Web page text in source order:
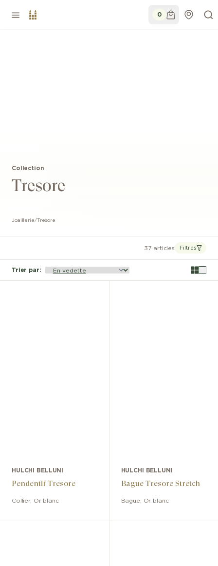
0
Collection
Tresore
Joaillerie/Tresore
37 articles Filtres
Trier par:
HULCHI BELLUNI
Pendentif Tresore
Collier, Or blanc
HULCHI BELLUNI
Bague Tresore Stretch
Bague Or blanc